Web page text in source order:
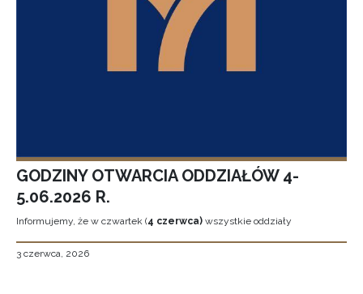
GODZINY OTWARCIA ODDZIAŁÓW 4-
5.06.2026 R.
Informujemy, że w czwartek (4 czerwca) wszystkie oddziały
3 czerwca, 2026